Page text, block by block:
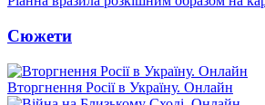
Сюжети
Вторгнення Росії в Україну. Онлайн